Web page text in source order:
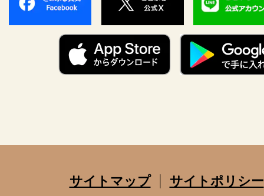
サイトマップ
サイトポリシー